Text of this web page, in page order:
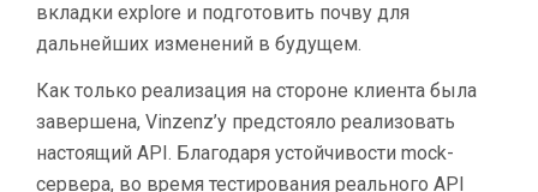
вкладки explore и подготовить почву для
дальнейших изменений в будущем.
Как только реализация на стороне клиента была
завершена, Vinzenz’у предстояло реализовать
настоящий API. Благодаря устойчивости mock-
сервера, во время тестирования реального API